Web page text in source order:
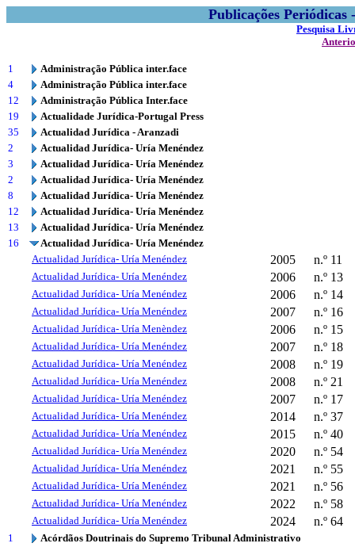
Publicações
Pesquisa
1
Administração Pública inter.face
4
Administração Pública inter.face
12
Administração Pública Inter.face
19
Actualidade Jurídica-Portugal Press
35
Actualidad Jurídica - Aranzadi
2
Actualidad Jurídica- Uría Menéndez
3
Actualidad Jurídica- Uría Menéndez
2
Actualidad Jurídica- Uría Menéndez
8
Actualidad Jurídica- Uría Menéndez
12
Actualidad Jurídica- Uría Menéndez
13
Actualidad Jurídica- Uría Menéndez
16
Actualidad Jurídica- Uría Menéndez
Actualidad Jurídica- Uría Menéndez
2005 n.º 11
Actualidad Jurídica- Uría Menéndez 2006 n.º 13
Actualidad Jurídica- Uría Menéndez 2006 n.º 14
Actualidad Jurídica- Uría Menéndez 2007 n.º 16
Actualidad Jurídica- Uría Menèndez 2006 n.º 15
Actualidad Jurídica- Uría Menéndez 2007 n.º 18
Actualidad Jurídica- Uría Menéndez 2008 n.º 19
Actualidad Jurídica- Uría Menéndez 2008 n.º 21
Actualidad Jurídica- Uría Menéndez 2007 n.º 17
Actualidad Jurídica- Uría Menéndez 2014 n.º 37
Actualidad Jurídica- Uría Menéndez 2015 n.º 40
Actualidad Jurídica- Uría Menéndez 2020 n.º 54
Actualidad Jurídica- Uría Menéndez 2021 n.º 55
Actualidad Jurídica- Uría Menéndez 2021 n.º 56
Actualidad Jurídica- Uría Menéndez 2022 n.º 58
Actualidad Jurídica- Uría Menéndez 2024 n.º 64
1
Acórdãos Doutrinais do Supremo Tribunal Administrativo